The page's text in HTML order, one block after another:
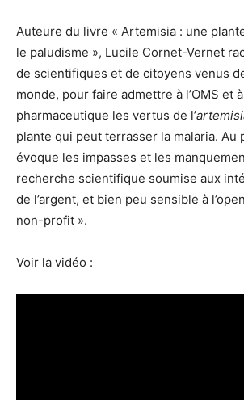
Auteure du livre « Artemisia : une
le paludisme », Lucile Cornet-Vernet
de scientifiques et de citoyens venus
monde, pour faire admettre à l’OMS et
pharmaceutique les vertus de l’
plante qui peut terrasser la malaria. Au
évoque les impasses et les
recherche scientifique soumise aux
de l’argent, et bien peu sensible à
non-profit ».
Voir la vidéo :